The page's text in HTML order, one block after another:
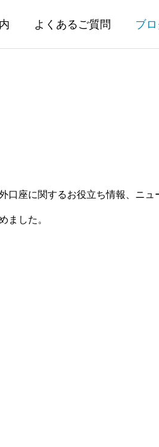
よくあるご質問 ブ
らせ
口座に関するお役立ち情報、ニュ
ました。